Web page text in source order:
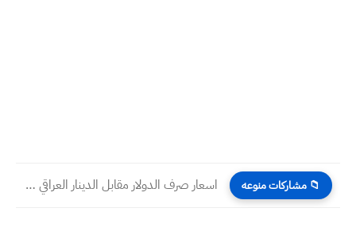
📁 مشاركات منوعه اسعار صرف الدولار مقابل الدينار العراقي اليوم السبت 15 -...